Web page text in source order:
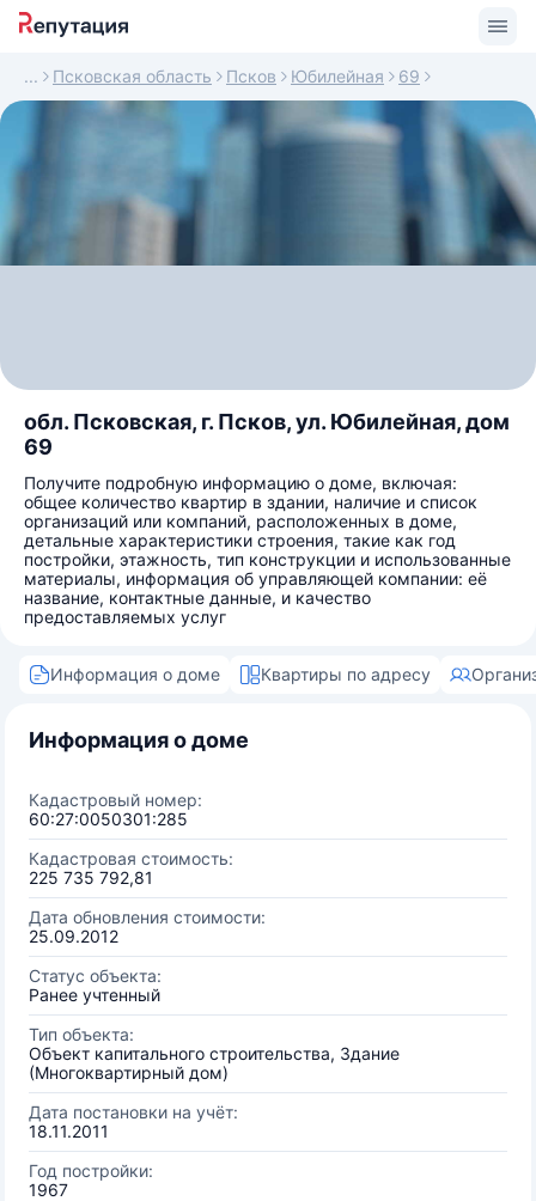
Псковская область Псков Юбилейная 69
обл. Псковская, г. Псков, ул. Юбилейная, дом
69
Получите подробную информацию о доме, включая:
общее количество квартир в здании, наличие и список
организаций или компаний, расположенных в доме,
детальные характеристики строения, такие как год
постройки, этажность, тип конструкции и использованные
материалы, информация об управляющей компании: её
название, контактные данные, и качество
предоставляемых услуг
Информация о доме Квартиры по адресу
Информация о доме
Кадастровый номер:
60:27:0050301:285
Кадастровая стоимость:
225 735 792,81
Дата обновления стоимости:
25.09.2012
Статус объекта:
Ранее учтенный
Тип объекта:
Объект капитального строительства, Здание
(Многоквартирный дом)
Дата постановки на учёт:
18.11.2011
Год постройки:
1967